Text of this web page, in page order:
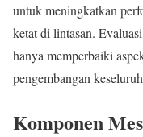
untuk meningkatkan
ketat di lintasan.
hanya memperbaiki
pengembangan
Komponen